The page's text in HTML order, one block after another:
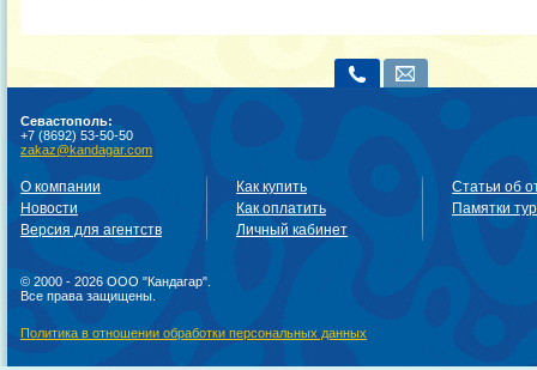
Севастополь:
+7 (8692) 53-50-50
zakaz@kandagar.com
О компании
Новости
Версия для агентств
Как купить
Как оплатить
Личный кабинет
Статьи об
Памятки
© 2000 - 2026 ООО "Кандагар".
Все права защищены.
Политика в отношении обработки персональных данных